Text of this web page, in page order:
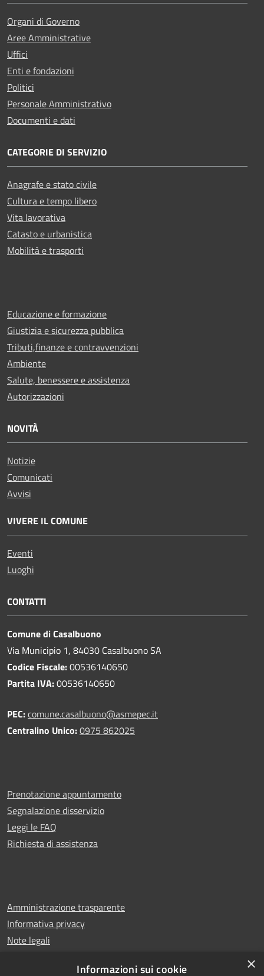
Organi di Governo
Aree Amministrative
Uffici
Enti e fondazioni
Politici
Personale Amministrativo
Documenti e dati
CATEGORIE DI SERVIZIO
Anagrafe e stato civile
Cultura e tempo libero
Vita lavorativa
Catasto e urbanistica
Mobilità e trasporti
Educazione e formazione
Giustizia e sicurezza pubblica
Tributi,finanze e contravvenzioni
Ambiente
Salute, benessere e assistenza
Autorizzazioni
NOVITÀ
Notizie
Comunicati
Avvisi
VIVERE IL COMUNE
Eventi
Luoghi
CONTATTI
Comune di Casalbuono
Via Municipio 1, 84030 Casalbuono SA
Codice Fiscale:00536140650
Partita IVA:00536140650
PEC:comune.casalbuono@asmepec.it
Centralino Unico:0975 862025
Prenotazione appuntamento
Segnalazione disservizio
Leggi le FAQ
Richiesta di assistenza
Amministrazione trasparente
Informativa privacy
Note legali
×
Informazioni sui cookie